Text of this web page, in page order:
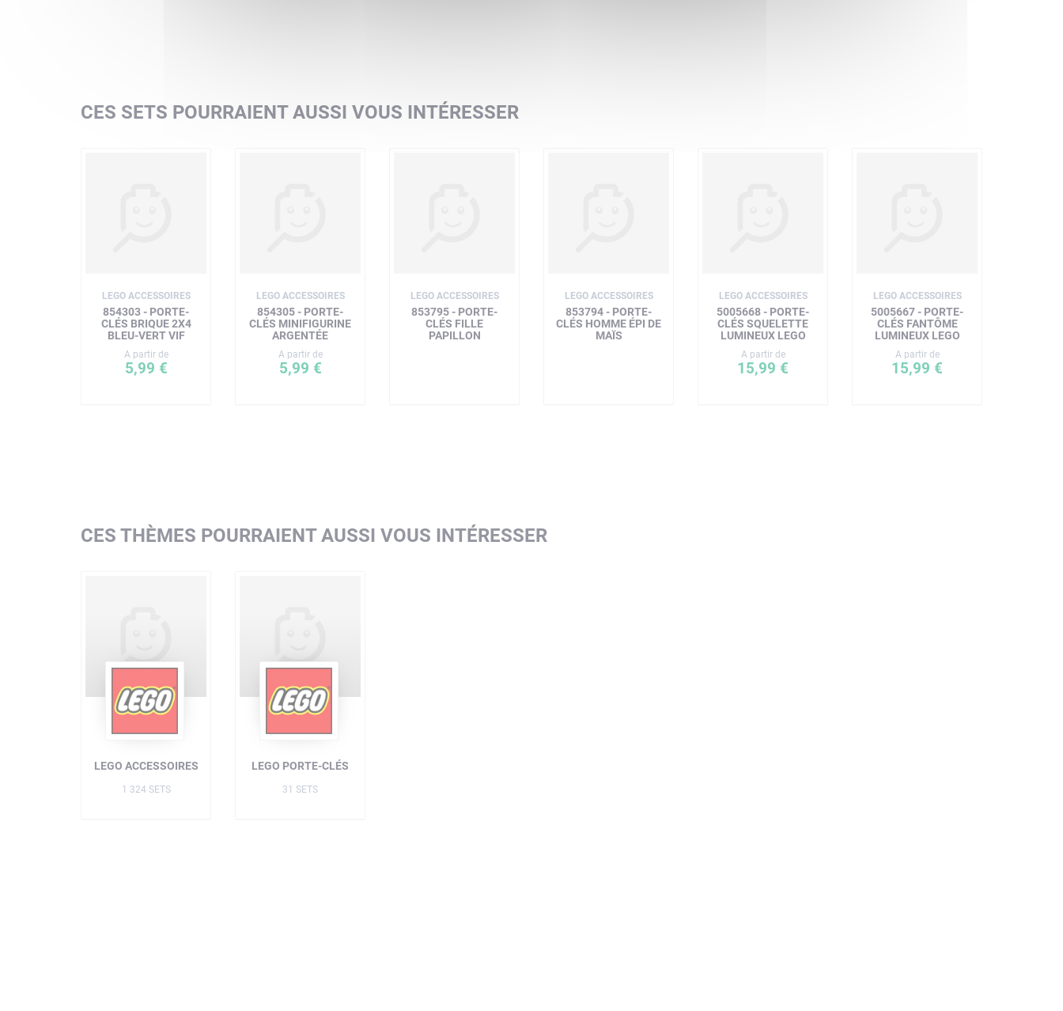
CES SETS POURRAIENT AUSSI VOUS INTÉRESSER
LEGO ACCESSOIRES
854303 - PORTE-
CLÉS BRIQUE 2X4
BLEU-VERT VIF
A partir de
5,99 €
LEGO ACCESSOIRES
854305 - PORTE-
CLÉS MINIFIGURINE
ARGENTÉE
A partir de
5,99 €
LEGO ACCESSOIRES
853795 - PORTE-
CLÉS FILLE
PAPILLON
LEGO ACCESSOIRES
853794 - PORTE-
CLÉS HOMME ÉPI DE
MAÏS
LEGO ACCESSOIRES
5005668 - PORTE-
CLÉS SQUELETTE
LUMINEUX LEGO
A partir de
15,99 €
LEGO ACCESSOIRES
5005667 - PORTE-
CLÉS FANTÔME
LUMINEUX LEGO
A partir de
15,99 €
CES THÈMES POURRAIENT AUSSI VOUS INTÉRESSER
LEGO ACCESSOIRES
1 324 SETS
LEGO PORTE-CLÉS
31 SETS